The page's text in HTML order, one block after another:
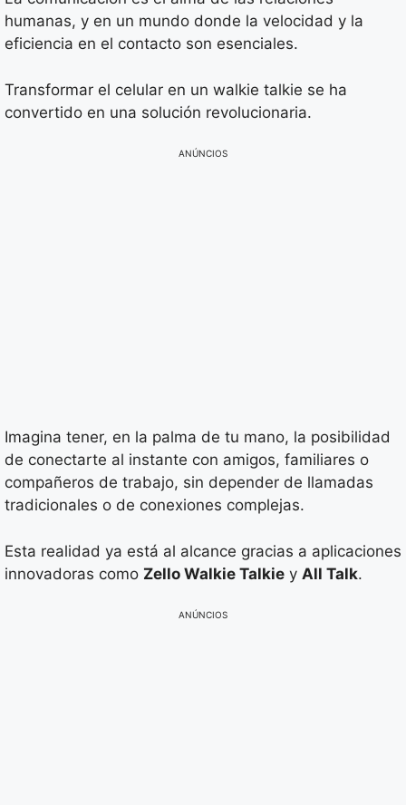
humanas, y en un mundo donde la velocidad y la
eficiencia en el contacto son esenciales.
Transformar el celular en un walkie talkie se ha
convertido en una solución revolucionaria.
ANÚNCIOS
Imagina tener, en la palma de tu mano, la posibilidad
de conectarte al instante con amigos, familiares o
compañeros de trabajo, sin depender de llamadas
tradicionales o de conexiones complejas.
Esta realidad ya está al alcance gracias a aplicaciones
innovadoras como Zello Walkie Talkie y All Talk.
ANÚNCIOS